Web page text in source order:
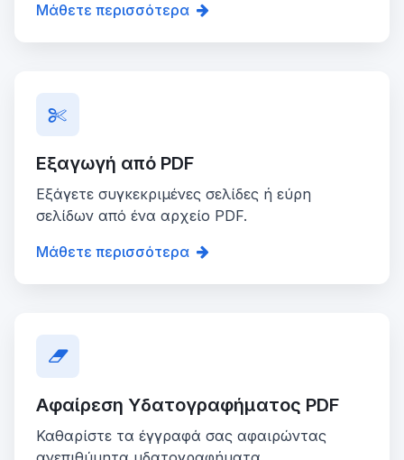
Μάθετε περισσότερα
Εξαγωγή από PDF
Εξάγετε συγκεκριμένες σελίδες ή εύρη
σελίδων από ένα αρχείο PDF.
Μάθετε περισσότερα
Αφαίρεση Υδατογραφήματος PDF
Καθαρίστε τα έγγραφά σας αφαιρώντας